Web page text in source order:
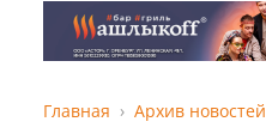
Главная Архив новостей